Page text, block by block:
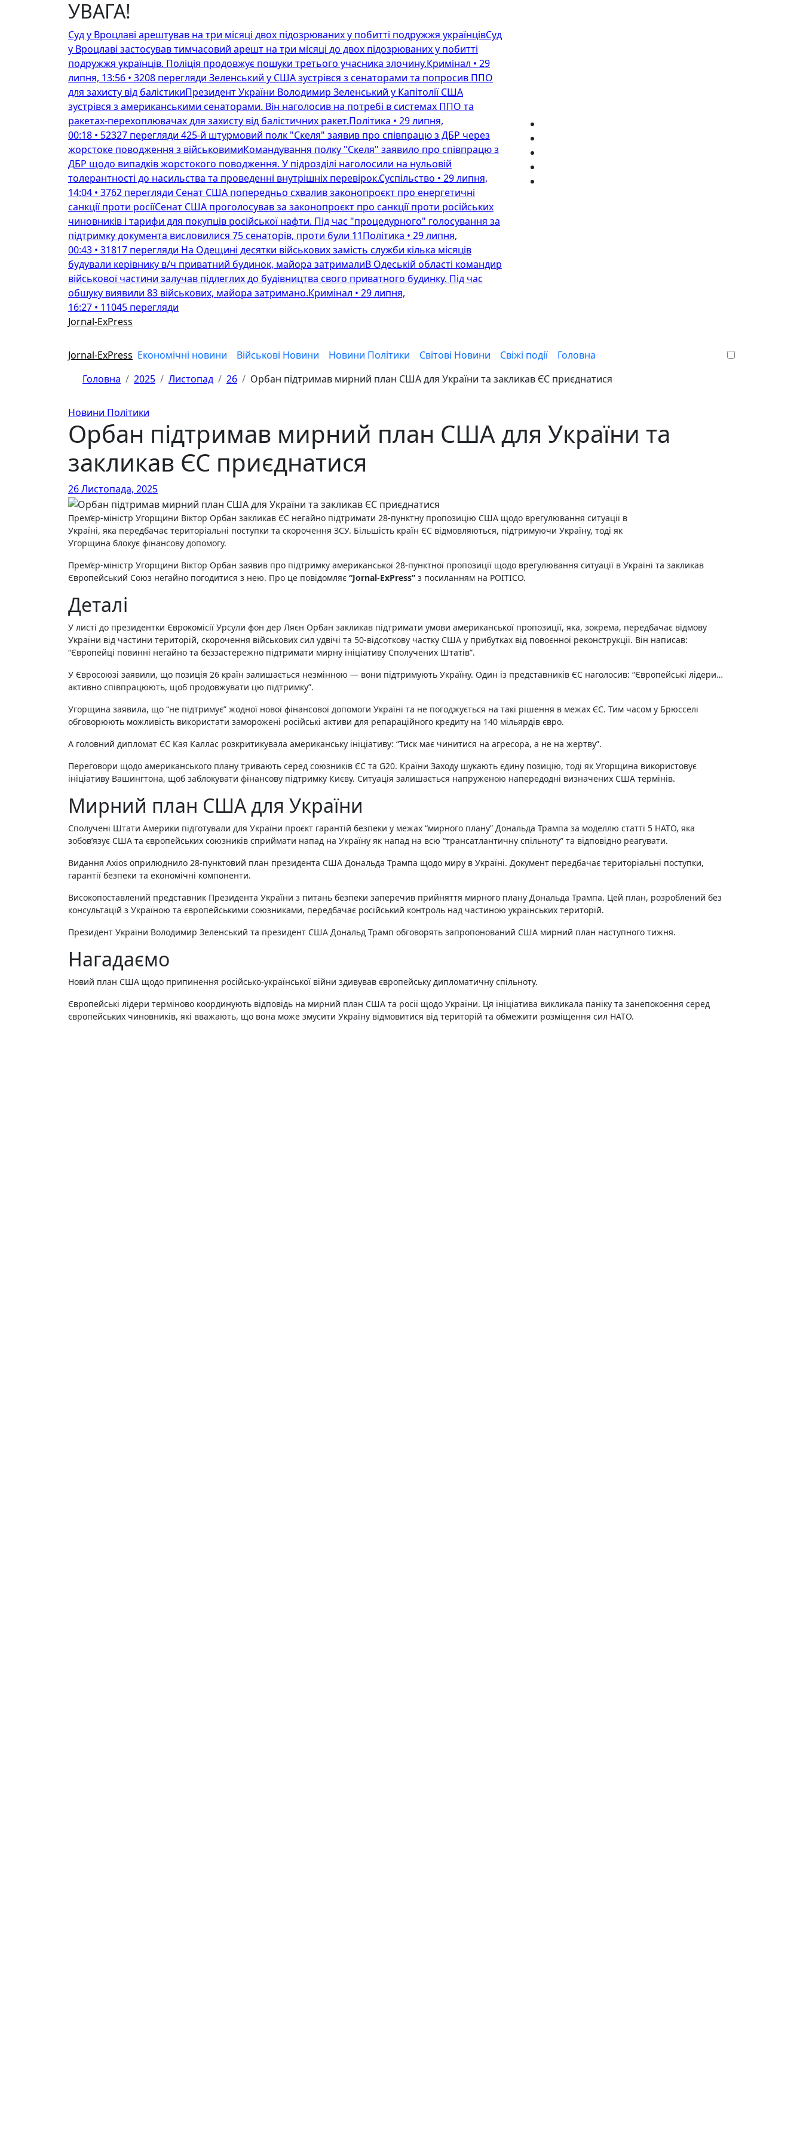
УВАГА!
Суд у Вроцлаві арештував на три місяці двох підозрюваних у побитті подружжя українцівСуд
у Вроцлаві застосував тимчасовий арешт на три місяці до двох підозрюваних у побитті
подружжя українців. Поліція продовжує пошуки третього учасника злочину.Кримінал • 29
липня, 13:56 • 3208 перегляди Зеленський у США зустрівся з сенаторами та попросив ППО
для захисту від балістикиПрезидент України Володимир Зеленський у Капітолії США
зустрівся з американськими сенаторами. Він наголосив на потребі в системах ППО та
ракетах-перехоплювачах для захисту від балістичних ракет.Політика • 29 липня,
00:18 • 52327 перегляди 425-й штурмовий полк "Скеля" заявив про співпрацю з ДБР через
жорстоке поводження з військовимиКомандування полку "Скеля" заявило про співпрацю з
ДБР щодо випадків жорстокого поводження. У підрозділі наголосили на нульовій
толерантності до насильства та проведенні внутрішніх перевірок.Суспільство • 29 липня,
14:04 • 3762 перегляди Сенат США попередньо схвалив законопроєкт про енергетичні
санкції проти росіїСенат США проголосував за законопроєкт про санкції проти російських
чиновників і тарифи для покупців російської нафти. Під час "процедурного" голосування за
підтримку документа висловилися 75 сенаторів, проти були 11Політика • 29 липня,
00:43 • 31817 перегляди На Одещині десятки військових замість служби кілька місяців
будували керівнику в/ч приватний будинок, майора затрималиВ Одеській області командир
військової частини залучав підлеглих до будівництва свого приватного будинку. Під час
обшуку виявили 83 військових, майора затримано.Кримінал • 29 липня,
16:27 • 11045 перегляди
Jornal-ExPress
Jornal-ExPress Економічні новини Військові Новини Новини Політики Світові Новини Свіжі події
Головна
Головна
2025 Листопад 26 Орбан підтримав мирний план США для України та закликав ЄС приєднатися
Новини Політики
Орбан підтримав мирний план США для України та
закликав ЄС приєднатися
26 Листопада, 2025
Прем’єр-міністр Угорщини Віктор Орбан закликав ЄС негайно підтримати 28-пунктну пропозицію США щодо врегулювання ситуації в
Україні, яка передбачає територіальні поступки та скорочення ЗСУ. Більшість країн ЄС відмовляються, підтримуючи Україну, тоді як
Угорщина блокує фінансову допомогу.
Прем’єр-міністр Угорщини Віктор Орбан заявив про підтримку американської 28-пунктної пропозиції щодо врегулювання ситуації в Україні та закликав
Європейський Союз негайно погодитися з нею. Про це повідомляє “Jornal-ExPress” з посиланням на POITICO.
Деталі
У листі до президентки Єврокомісії Урсули фон дер Ляєн Орбан закликав підтримати умови американської пропозиції, яка, зокрема, передбачає відмову
України від частини територій, скорочення військових сил удвічі та 50-відсоткову частку США у прибутках від повоєнної реконструкції. Він написав:
“Європейці повинні негайно та беззастережно підтримати мирну ініціативу Сполучених Штатів”.
У Євросоюзі заявили, що позиція 26 країн залишається незмінною — вони підтримують Україну. Один із представників ЄС наголосив: “Європейські лідери…
активно співпрацюють, щоб продовжувати цю підтримку”.
Угорщина заявила, що “не підтримує” жодної нової фінансової допомоги Україні та не погоджується на такі рішення в межах ЄС. Тим часом у Брюсселі
обговорюють можливість використати заморожені російські активи для репараційного кредиту на 140 мільярдів євро.
А головний дипломат ЄС Кая Каллас розкритикувала американську ініціативу: “Тиск має чинитися на агресора, а не на жертву”.
Переговори щодо американського плану тривають серед союзників ЄС та G20. Країни Заходу шукають єдину позицію, тоді як Угорщина використовує
ініціативу Вашингтона, щоб заблокувати фінансову підтримку Києву. Ситуація залишається напруженою напередодні визначених США термінів.
Мирний план США для України
Сполучені Штати Америки підготували для України проєкт гарантій безпеки у межах “мирного плану” Дональда Трампа за моделлю статті 5 НАТО, яка
зобов’язує США та європейських союзників сприймати напад на Україну як напад на всю “трансатлантичну спільноту” та відповідно реагувати.
Видання Axios оприлюднило 28-пунктовий план президента США Дональда Трампа щодо миру в Україні. Документ передбачає територіальні поступки,
гарантії безпеки та економічні компоненти.
Високопоставлений представник Президента України з питань безпеки заперечив прийняття мирного плану Дональда Трампа. Цей план, розроблений без
консультацій з Україною та європейськими союзниками, передбачає російський контроль над частиною українських територій.
Президент України Володимир Зеленський та президент США Дональд Трамп обговорять запропонований США мирний план наступного тижня.
Нагадаємо
Новий план США щодо припинення російсько-української війни здивував європейську дипломатичну спільноту.
Європейські лідери терміново координують відповідь на мирний план США та росії щодо України. Ця ініціатива викликала паніку та занепокоєння серед
європейських чиновників, які вважають, що вона може змусити Україну відмовитися від територій та обмежити розміщення сил НАТО.